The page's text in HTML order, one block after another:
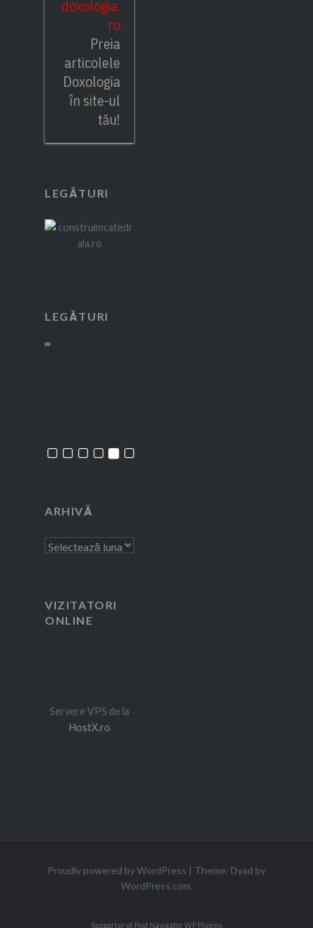
doxologia.
ro
Preia
articolele
Doxologia
în site-ul
tău!
LEGĂTURI
LEGĂTURI
ARHIVĂ
Arhivă
VIZITATORI
ONLINE
Servere VPS de la
HostX.ro
Proudly powered by WordPress | Theme: Dyad by
WordPress.com.
Supporter of Post Navigator WP Plugins